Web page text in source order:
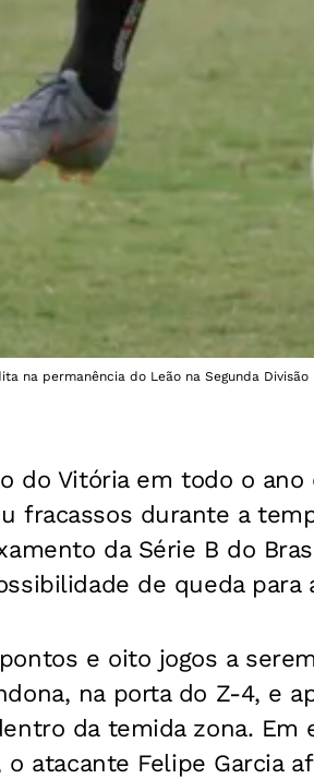
na permanência do Leão na Segunda
do Vitória em todo o
fracassos durante a
da Série B do
de queda para
e oito jogos a
na porta do Z-4, e
da temida zona. Em
o atacante Felipe Garcia